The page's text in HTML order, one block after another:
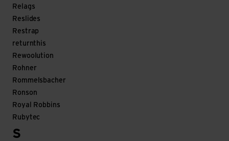
Relags
Reslides
Restrap
returnthis
Rewoolution
Rohner
Rommelsbacher
Ronson
Royal Robbins
Rubytec
S